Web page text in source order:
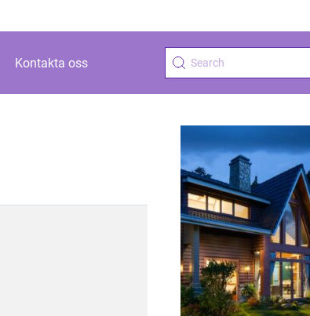
Kontakta oss